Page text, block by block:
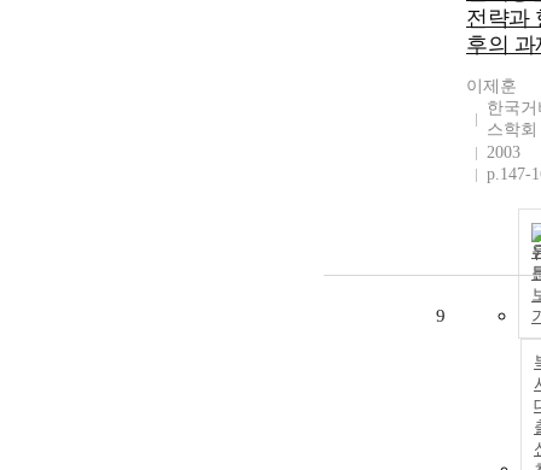
전략과
후의 과
이제훈
한국
스학회
2003
p.147-
9